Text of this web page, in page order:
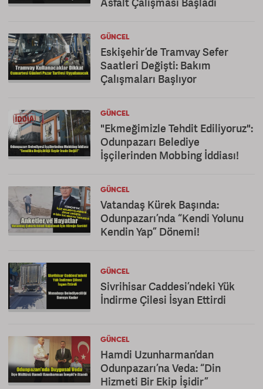
GÜNCEL
Eskişehir’de Tramvay Sefer
Saatleri Değişti: Bakım
Çalışmaları Başlıyor
GÜNCEL
"Ekmeğimizle Tehdit Ediliyoruz":
Odunpazarı Belediye
İşçilerinden Mobbing İddiası!
GÜNCEL
Vatandaş Kürek Başında:
Odunpazarı’nda “Kendi Yolunu
Kendin Yap” Dönemi!
GÜNCEL
Sivrihisar Caddesi’ndeki Yük
İndirme Çilesi İsyan Ettirdi
GÜNCEL
Hamdi Uzunharman’dan
Odunpazarı’na Veda: “Din
Hizmeti Bir Ekip İşidir”